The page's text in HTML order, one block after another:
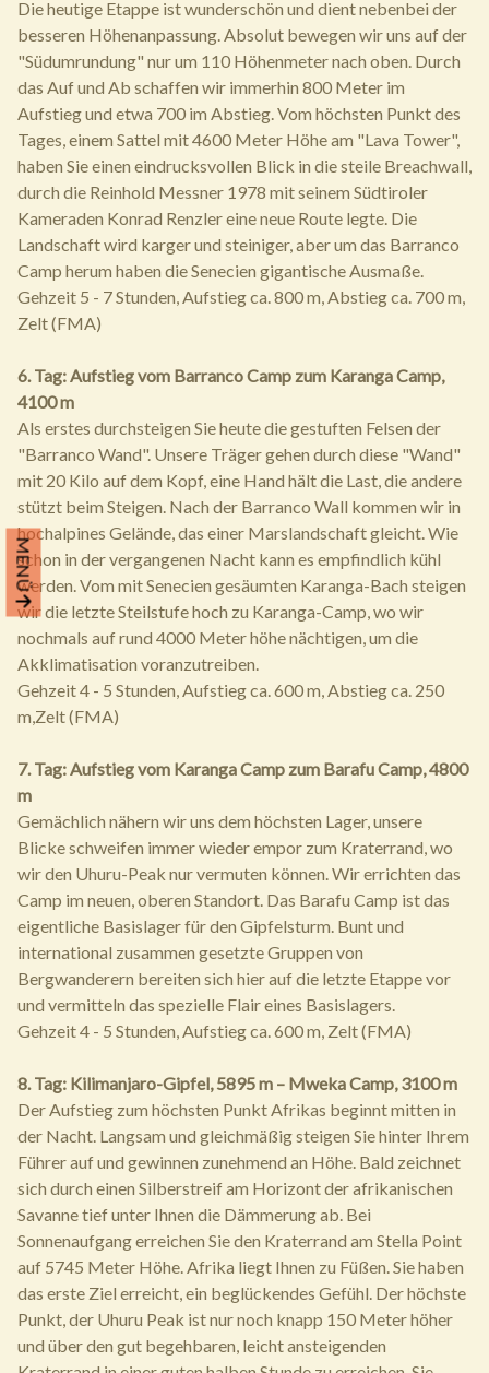
MENÜ
Die heutige Etappe ist wunderschön und dient nebenbei der
besseren Höhenanpassung. Absolut bewegen wir uns auf der
"Südumrundung" nur um 110 Höhenmeter nach oben. Durch
das Auf und Ab schaffen wir immerhin 800 Meter im
Aufstieg und etwa 700 im Abstieg. Vom höchsten Punkt des
Tages, einem Sattel mit 4600 Meter Höhe am "Lava Tower",
haben Sie einen eindrucksvollen Blick in die steile Breachwall,
durch die Reinhold Messner 1978 mit seinem Südtiroler
Kameraden Konrad Renzler eine neue Route legte. Die
Landschaft wird karger und steiniger, aber um das Barranco
Camp herum haben die Senecien gigantische Ausmaße.
Gehzeit 5 - 7 Stunden, Aufstieg ca. 800 m, Abstieg ca. 700 m,
Zelt (FMA)
6. Tag: Aufstieg vom Barranco Camp zum Karanga Camp,
4100 m
Als erstes durchsteigen Sie heute die gestuften Felsen der
"Barranco Wand". Unsere Träger gehen durch diese "Wand"
mit 20 Kilo auf dem Kopf, eine Hand hält die Last, die andere
stützt beim Steigen. Nach der Barranco Wall kommen wir in
hochalpines Gelände, das einer Marslandschaft gleicht. Wie
schon in der vergangenen Nacht kann es empfindlich kühl
werden. Vom mit Senecien gesäumten Karanga-Bach steigen
wir die letzte Steilstufe hoch zu Karanga-Camp, wo wir
nochmals auf rund 4000 Meter höhe nächtigen, um die
Akklimatisation voranzutreiben.
Gehzeit 4 - 5 Stunden, Aufstieg ca. 600 m, Abstieg ca. 250
m,Zelt (FMA)
7. Tag: Aufstieg vom Karanga Camp zum Barafu Camp, 4800
m
Gemächlich nähern wir uns dem höchsten Lager, unsere
Blicke schweifen immer wieder empor zum Kraterrand, wo
wir den Uhuru-Peak nur vermuten können. Wir errichten das
Camp im neuen, oberen Standort. Das Barafu Camp ist das
eigentliche Basislager für den Gipfelsturm. Bunt und
international zusammen gesetzte Gruppen von
Bergwanderern bereiten sich hier auf die letzte Etappe vor
und vermitteln das spezielle Flair eines Basislagers.
Gehzeit 4 - 5 Stunden, Aufstieg ca. 600 m, Zelt (FMA)
8. Tag: Kilimanjaro-Gipfel, 5895 m – Mweka Camp, 3100 m
Der Aufstieg zum höchsten Punkt Afrikas beginnt mitten in
der Nacht. Langsam und gleichmäßig steigen Sie hinter Ihrem
Führer auf und gewinnen zunehmend an Höhe. Bald zeichnet
sich durch einen Silberstreif am Horizont der afrikanischen
Savanne tief unter Ihnen die Dämmerung ab. Bei
Sonnenaufgang erreichen Sie den Kraterrand am Stella Point
auf 5745 Meter Höhe. Afrika liegt Ihnen zu Füßen. Sie haben
das erste Ziel erreicht, ein beglückendes Gefühl. Der höchste
Punkt, der Uhuru Peak ist nur noch knapp 150 Meter höher
und über den gut begehbaren, leicht ansteigenden